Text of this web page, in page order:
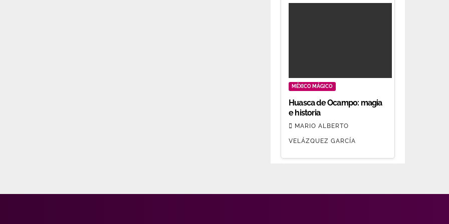
MÉXICO MÁGICO
Huasca de Ocampo: magia
e historia
MARIO ALBERTO
VELÁZQUEZ GARCÍA